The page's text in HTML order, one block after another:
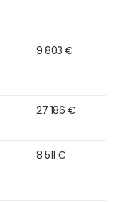
9 803 €
27 186 €
8 511 €